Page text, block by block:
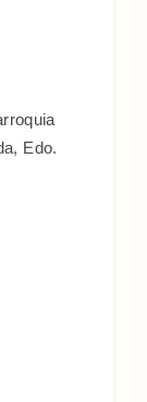
Edo.